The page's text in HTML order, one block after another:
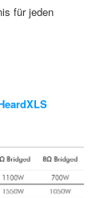
für jeden